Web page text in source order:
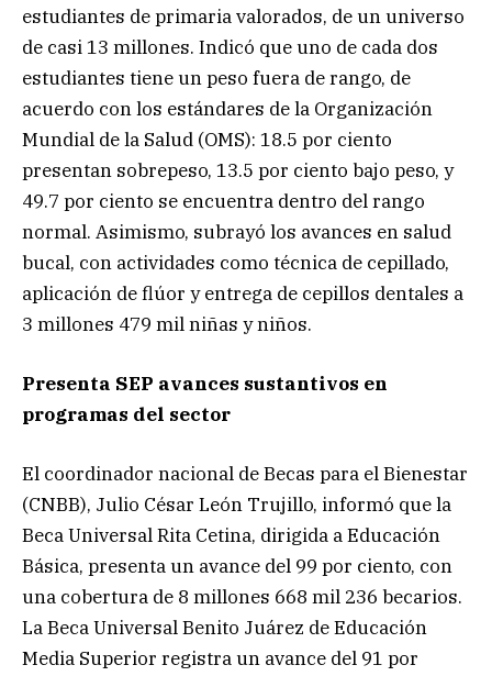
estudiantes de primaria valorados, de un universo
de casi 13 millones. Indicó que uno de cada dos
estudiantes tiene un peso fuera de rango, de
acuerdo con los estándares de la Organización
Mundial de la Salud (OMS): 18.5 por ciento
presentan sobrepeso, 13.5 por ciento bajo peso, y
49.7 por ciento se encuentra dentro del rango
normal. Asimismo, subrayó los avances en salud
bucal, con actividades como técnica de cepillado,
aplicación de flúor y entrega de cepillos dentales a
3 millones 479 mil niñas y niños.
Presenta SEP avances sustantivos en
programas del sector
El coordinador nacional de Becas para el Bienestar
(CNBB), Julio César León Trujillo, informó que la
Beca Universal Rita Cetina, dirigida a Educación
Básica, presenta un avance del 99 por ciento, con
una cobertura de 8 millones 668 mil 236 becarios.
La Beca Universal Benito Juárez de Educación
Media Superior registra un avance del 91 por